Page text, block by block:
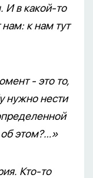
И в какой-то
к нам тут
- это то,
нужно нести
этом?…»
Кто-то